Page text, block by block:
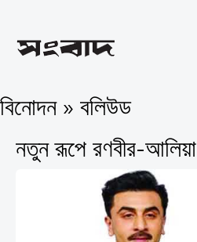
বিনোদন » বলিউড
নতুন রূপে রণবীর-আলিয়া